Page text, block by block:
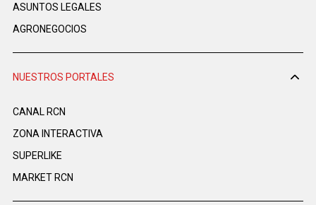
ASUNTOS LEGALES
AGRONEGOCIOS
NUESTROS PORTALES
CANAL RCN
ZONA INTERACTIVA
SUPERLIKE
MARKET RCN